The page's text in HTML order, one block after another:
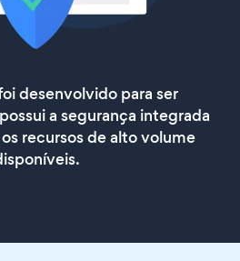
desenvolvido para ser
a segurança integrada
recursos de alto volume